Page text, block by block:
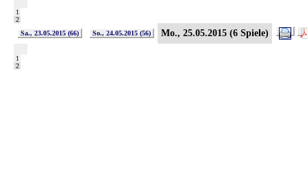
1
2
Sa., 23.05.2015 (66)
So., 24.05.2015 (56) Mo., 25.05.2015 (6 Spiele)
1
2